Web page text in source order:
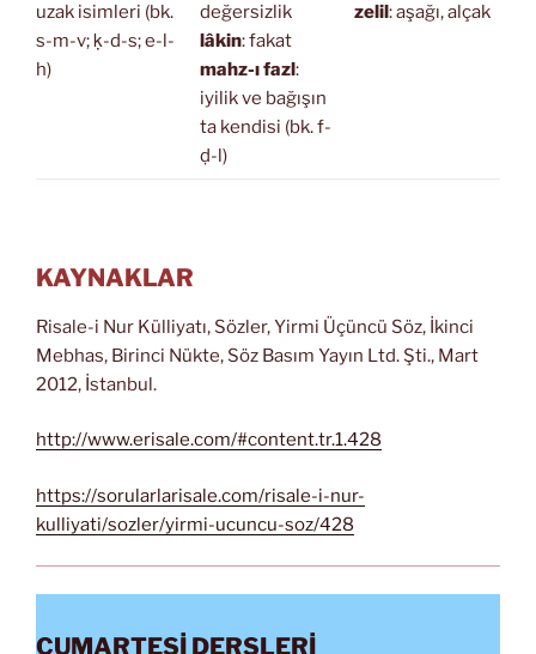
uzak isimleri (bk.
s-m-v; ḳ-d-s; e-l-
h)
değersizlik
lâkin: fakat
mahz-ı fazl:
iyilik ve bağışın
ta kendisi (bk. f-
ḍ-l)
zelil: aşağı, alçak
KAYNAKLAR
Risale-i Nur Külliyatı, Sözler, Yirmi Üçüncü Söz, İkinci
Mebhas, Birinci Nükte, Söz Basım Yayın Ltd. Şti., Mart
2012, İstanbul.
http://www.erisale.com/#content.tr.1.428
https://sorularlarisale.com/risale-i-nur-
kulliyati/sozler/yirmi-ucuncu-soz/428
CUMARTESİ DERSLERİ